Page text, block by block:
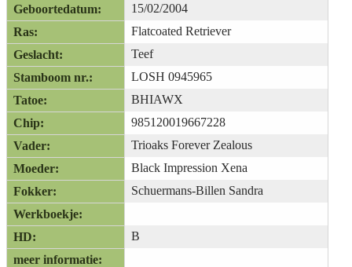
Geboortedatum:
15/02/2004
Ras:
Flatcoated Retriever
Geslacht:
Teef
Stamboom nr.:
LOSH 0945965
Tatoe:
BHIAWX
Chip:
985120019667228
Vader:
Trioaks Forever Zealous
Moeder:
Black Impression Xena
Fokker:
Schuermans-Billen Sandra
Werkboekje:
HD:
B
meer informatie: